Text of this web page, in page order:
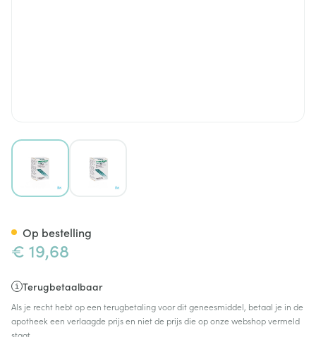
View larger image
€ 19,68
Terugbetaalbaar
Als je recht hebt op een terugbetaling voor dit geneesmiddel, betaal je in de
apotheek een verlaagde prijs en niet de prijs die op onze webshop vermeld
staat.
Op bestelling